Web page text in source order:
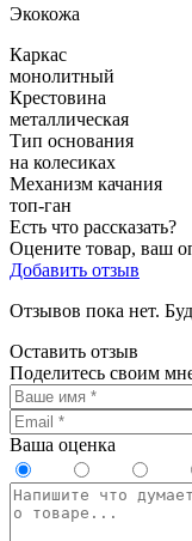
Экокожа
Каркас
монолитный
Крестовина
металлическая
Тип основания
на колесиках
Механизм качания
топ-ган
Есть что рассказать?
Оцените товар, ваш
Добавить отзыв
Отзывов пока нет.
Оставить отзыв
Поделитесь своим
Ваша оценка